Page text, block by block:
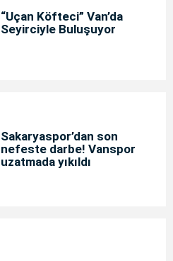
“Uçan Köfteci” Van’da
Seyirciyle Buluşuyor
Sakaryaspor’dan son
nefeste darbe! Vanspor
uzatmada yıkıldı